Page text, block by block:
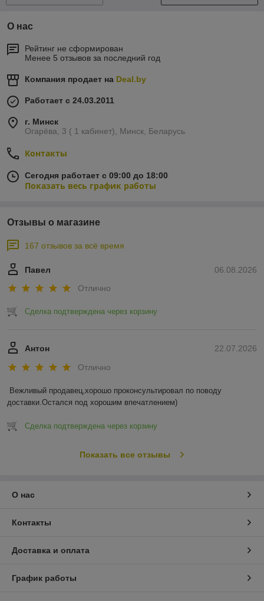
О нас
Рейтинг не сформирован
Менее 5 отзывов за последний год
Компания продает на Deal.by
Работает с 24.03.2011
г. Минск
Огарёва, 3 ( 1 кабинет), Минск, Беларусь
Контакты
Сегодня работает с 09:00 до 18:00
Показать весь график работы
Отзывы о магазине
167 отзывов за всё время
06.08.2026
Павел
Отлично
Сделка подтверждена через корзину
22.07.2026
Антон
Отлично
Вежливый продавец,хорошо проконсультировал по поводу
доставки.Остался под хорошим впечатлением)
Сделка подтверждена через корзину
Показать все отзывы
О нас
Контакты
Доставка и оплата
График работы